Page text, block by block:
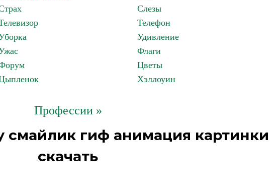
Слезы
Телефон
Удивление
Флаги
Цветы
Хэллоуин
Профессии »
смайлик гиф анимация картинки
скачать